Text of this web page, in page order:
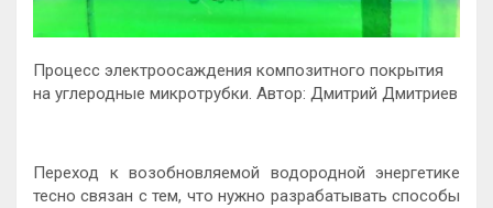
Процесс электроосаждения композитного покрытия
на углеродные микротрубки. Автор: Дмитрий Дмитриев
Переход к возобновляемой водородной энергетике
тесно связан с тем, что нужно разрабатывать способы